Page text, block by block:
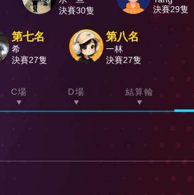
決賽30隻
決賽29隻
第七名
希
決賽27隻
第八名
一林
決賽27隻
C場 D場 結算輪